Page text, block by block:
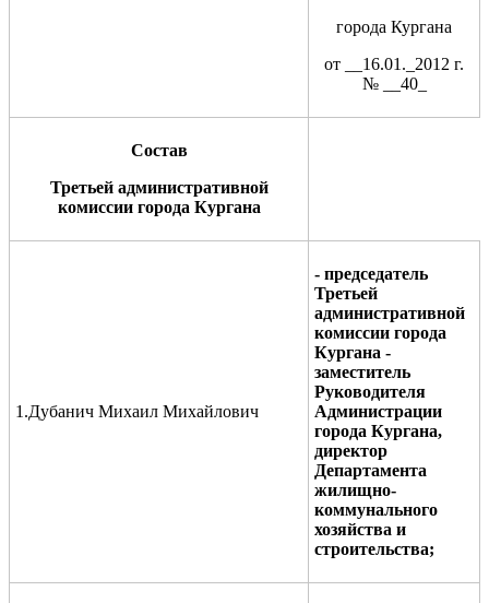
города Кургана
от __16.01._2012 г.
№ __40_
Состав
Третьей административной
комиссии города Кургана
1.Дубанич Михаил Михайлович
- председатель
Третьей
административной
комиссии города
Кургана -
заместитель
Руководителя
Администрации
города Кургана,
директор
Департамента
жилищно-
коммунального
хозяйства и
строительства;